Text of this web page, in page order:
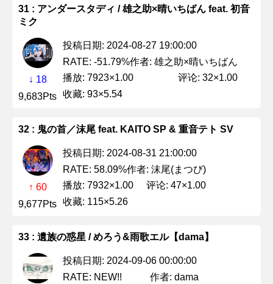
31 : アンダースタディ / 雄之助×晴いちばん feat. 初音
ミク
↓ 18
9,683Pts
投稿日期: 2024-08-27 19:00:00
RATE: -51.79%作者: 雄之助×晴いちばん
播放: 7923×1.00
评论: 32×1.00
收藏: 93×5.54
32 : 鬼の首／沫尾 feat. KAITO SP & 重音テト SV
↑ 60
9,677Pts
投稿日期: 2024-08-31 21:00:00
RATE: 58.09%作者: 沫尾(まつび)
播放: 7932×1.00
评论: 47×1.00
收藏: 115×5.26
33 : 遺族の惑星 / めろう&雨歌エル【dama】
投稿日期: 2024-09-06 00:00:00
RATE: NEW!!
作者: dama